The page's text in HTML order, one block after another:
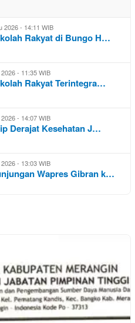
2026 - 14:11 WIB
Rakyat di Bungo H…
- 11:35 WIB
Rakyat Terintegra…
- 14:07 WIB
Derajat Kesehatan J…
- 13:03 WIB
Wapres Gibran k…